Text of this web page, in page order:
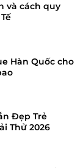
và cách quy
Hàn Quốc cho
Đẹp Trẻ
Thử 2026